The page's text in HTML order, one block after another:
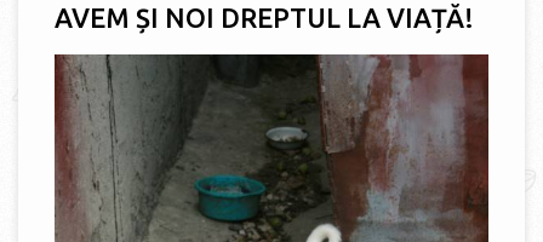
AVEM ȘI NOI DREPTUL LA VIAȚĂ!